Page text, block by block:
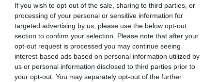
If you wish to opt-out of the sale, sharing to third parties, or
processing of your personal or sensitive information for
targeted advertising by us, please use the below opt-out
section to confirm your selection. Please note that after your
opt-out request is processed you may continue seeing
interest-based ads based on personal information utilized by
us or personal information disclosed to third parties prior to
your opt-out. You may separately opt-out of the further
Τεχνητής Νοημοσύνης- ειδικεύεται στα
δεδομένα και στον κώδικα ως εργαλεία για
την επίλυση γρίφων και χρησιμοποιεί συχνά
το κόμικ ως μέσο για την παρουσίαση
περίπλοκων ζητημάτων.